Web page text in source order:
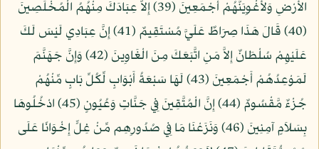
الأَرْضِ وَلأُغْوِيَنَّهُمْ أَجْمَعِينَ (39) إِلاَّ عِبَادَكَ مِنْهُمُ الْمُخْلَصِينَ
(40) قَالَ هَذَا صِرَاطٌ عَلَيَّ مُسْتَقِيمٌ (41) إِنَّ عِبَادِي لَيْسَ لَكَ
عَلَيْهِمْ سُلْطَانٌ إِلاَّ مَنِ اتَّبَعَكَ مِنَ الْغَاوِينَ (42) وَإِنَّ جَهَنَّمَ
لَمَوْعِدُهُمْ أَجْمَعِينَ (43) لَهَا سَبْعَةُ أَبْوَابٍ لِّكُلِّ بَابٍ مِّنْهُمْ
جُزْءٌ مَّقْسُومٌ (44) إِنَّ الْمُتَّقِينَ فِي جَنَّاتٍ وَعُيُونٍ (45) ادْخُلُوهَا
بِسَلاَمٍ آمِنِينَ (46) وَنَزَعْنَا مَا فِي صُدُورِهِم مِّنْ غِلٍّ إِخْوَانًا عَلَى